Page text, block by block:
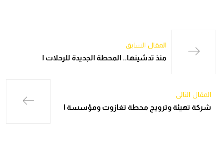
المقال السابق
منذ تدشينها.. المحطة الجديدة للرحلات ا
المقال التالي
شركة تهيئة وترويج محطة تغازوت ومؤسسة ا